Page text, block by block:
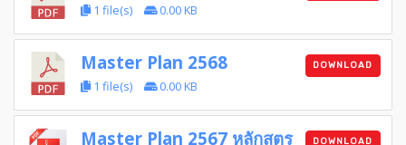
1 file(s) 0.00 KB
Master Plan 2568
1 file(s) 0.00 KB
DOWNLOAD
Master Plan 2567 หลักสูตร
DOWNLOAD